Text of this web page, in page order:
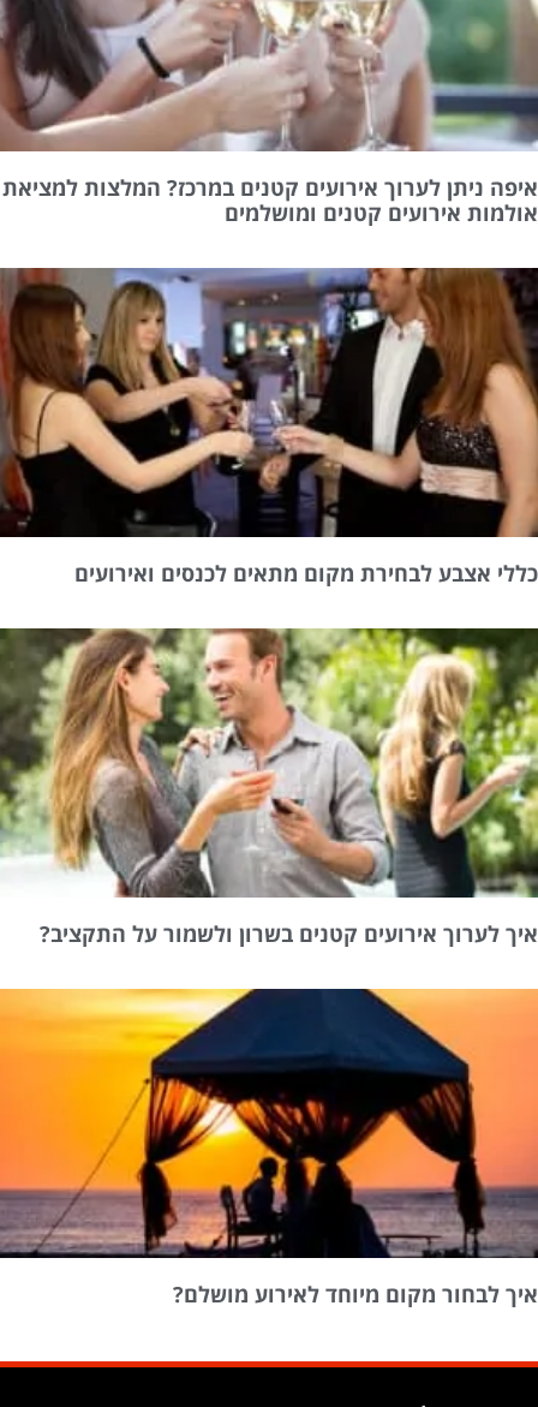
ניתן לערוך אירועים קטנים במרכז? המלצות למציאת
אירועים קטנים ומושלמים
אצבע לבחירת מקום מתאים לכנסים ואירועים
לערוך אירועים קטנים בשרון ולשמור על התקציב?
לבחור מקום מיוחד לאירוע מושלם?